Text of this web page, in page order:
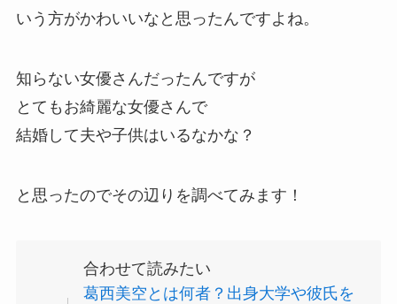
いう方がかわいいなと思ったんですよね。
知らない女優さんだったんですが
とてもお綺麗な女優さんで
結婚して夫や子供はいるなかな？
と思ったのでその辺りを調べてみます！
合わせて読みたい
葛西美空とは何者？出身大学や彼氏を